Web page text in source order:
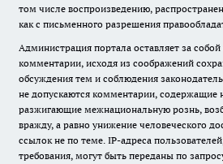
том числе воспроизведению,
как с письменного разрешения
Администрация портала оставляет за
комментарии, исходя из соображений
обсуждения тем и соблюдения
не допускаются комментарии, содержащие
разжигающие межнациональную рознь,
вражду, а равно унижение человеческого
ссылок не по теме. IP-адреса
требования, могут быть переданы по